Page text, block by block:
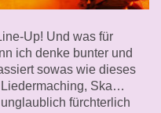
Up! Und was für
ich denke bunter und
sowas wie dieses
Liedermaching, Ska…
fürchterlich